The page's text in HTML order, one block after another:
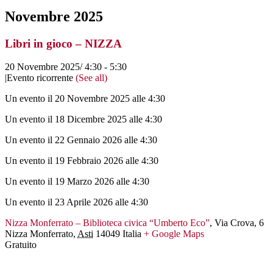
Novembre 2025
Libri in gioco – NIZZA
20 Novembre 2025/ 4:30 - 5:30
|Evento ricorrente (See all)
Un evento il 20 Novembre 2025 alle 4:30
Un evento il 18 Dicembre 2025 alle 4:30
Un evento il 22 Gennaio 2026 alle 4:30
Un evento il 19 Febbraio 2026 alle 4:30
Un evento il 19 Marzo 2026 alle 4:30
Un evento il 23 Aprile 2026 alle 4:30
Nizza Monferrato – Biblioteca civica “Umberto Eco”, Via Crova, 6
Nizza Monferrato, Asti 14049 Italia + Google Maps
Gratuito